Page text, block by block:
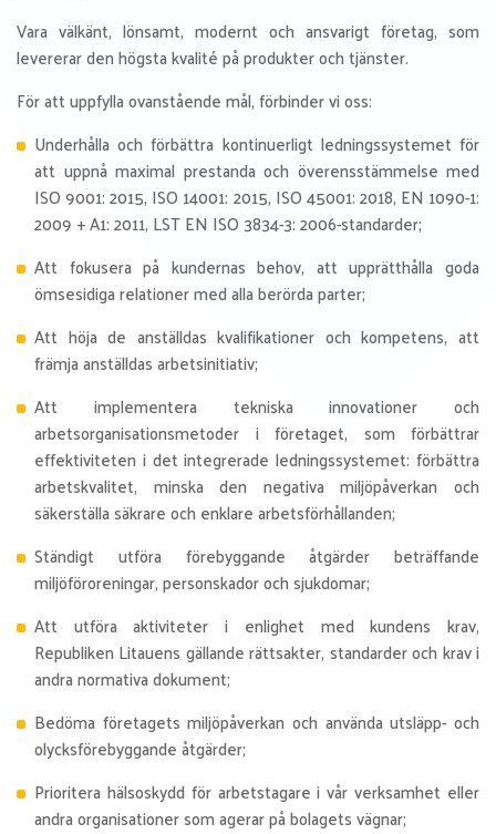
Vara välkänt, lönsamt, modernt och ansvarigt företag, som
levererar den högsta kvalité på produkter och tjänster.
För att uppfylla ovanstående mål, förbinder vi oss:
Underhålla och förbättra kontinuerligt ledningssystemet för
att uppnå maximal prestanda och överensstämmelse med
ISO 9001: 2015, ISO 14001: 2015, ISO 45001: 2018, EN 1090-1:
2009 + A1: 2011, LST EN ISO 3834-3: 2006-standarder;
Att fokusera på kundernas behov, att upprätthålla goda
ömsesidiga relationer med alla berörda parter;
Att höja de anställdas kvalifikationer och kompetens, att
främja anställdas arbetsinitiativ;
Att implementera tekniska innovationer och
arbetsorganisationsmetoder i företaget, som förbättrar
effektiviteten i det integrerade ledningssystemet: förbättra
arbetskvalitet, minska den negativa miljöpåverkan och
säkerställa säkrare och enklare arbetsförhållanden;
Ständigt utföra förebyggande åtgärder beträffande
miljöföroreningar, personskador och sjukdomar;
Att utföra aktiviteter i enlighet med kundens krav,
Republiken Litauens gällande rättsakter, standarder och krav i
andra normativa dokument;
Bedöma företagets miljöpåverkan och använda utsläpp- och
olycksförebyggande åtgärder;
Prioritera hälsoskydd för arbetstagare i vår verksamhet eller
andra organisationer som agerar på bolagets vägnar;